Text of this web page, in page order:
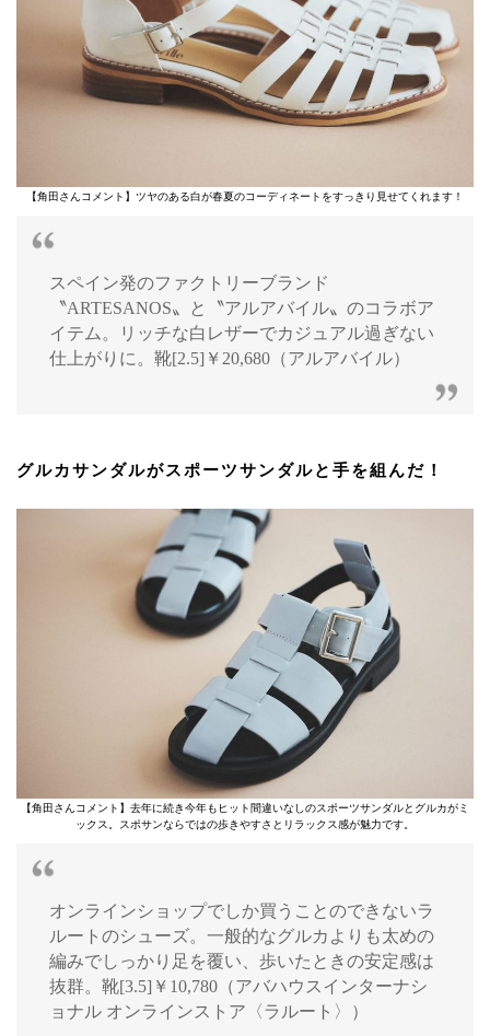
【角田さんコメント】ツヤのある白が春夏のコーディネートをすっきり見せてくれます！
スペイン発のファクトリーブランド
〝ARTESANOS〟と〝アルアバイル〟のコラボア
イテム。リッチな白レザーでカジュアル過ぎない
仕上がりに。靴[2.5]￥20,680（アルアバイル）
グルカサンダルがスポーツサンダルと手を組んだ！
【角田さんコメント】去年に続き今年もヒット間違いなしのスポーツサンダルとグルカがミ
ックス。スポサンならではの歩きやすさとリラックス感が魅力です。
オンラインショップでしか買うことのできないラ
ルートのシューズ。一般的なグルカよりも太めの
編みでしっかり足を覆い、歩いたときの安定感は
抜群。靴[3.5]￥10,780（アバハウスインターナシ
ョナル オンラインストア〈ラルート〉）